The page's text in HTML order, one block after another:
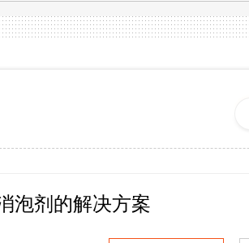
泡剂的解决方案